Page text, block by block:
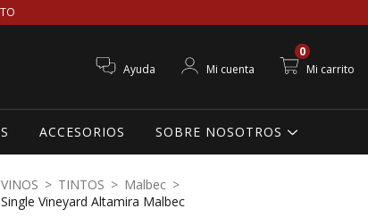
Ayuda Mi cuenta Mi carrito
0
ACCESORIOS SOBRE NOSOTROS
VINOS > TINTOS > Malbec >
Vineyard Altamira Malbec